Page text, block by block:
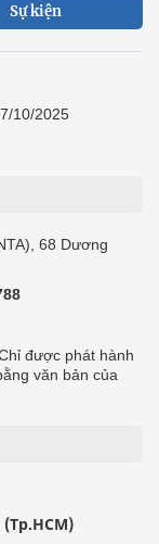
Sự kiện
10/2025
68 Dương
được phát hành
văn bản của
(Tp.HCM)